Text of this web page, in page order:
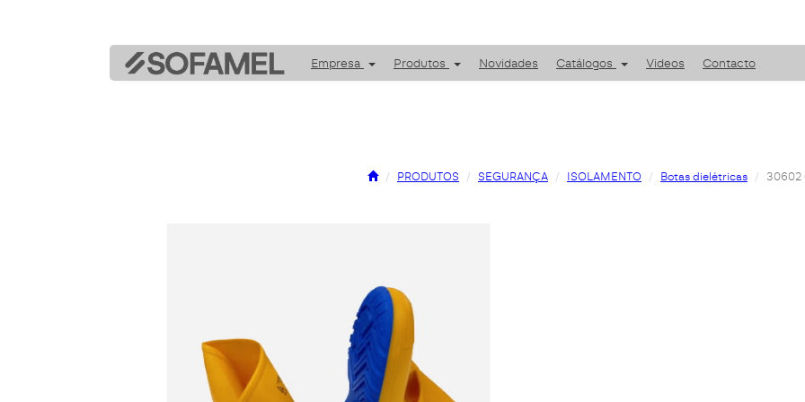
Empresa Produtos Novidades Catálogos Videos Contacto
PRODUTOS SEGURANÇA ISOLAMENTO Botas dielétricas 30602